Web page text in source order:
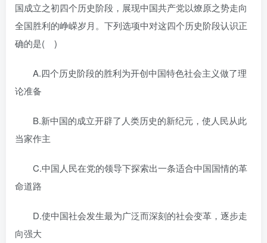
国成立之初四个历史阶段，展现中国共产党以燎原之势走向
全国胜利的峥嵘岁月。下列选项中对这四个历史阶段认识正
确的是( )
A.四个历史阶段的胜利为开创中国特色社会主义做了理
论准备
B.新中国的成立开辟了人类历史的新纪元，使人民从此
当家作主
C.中国人民在党的领导下探索出一条适合中国国情的革
命道路
D.使中国社会发生最为广泛而深刻的社会变革，逐步走
向强大